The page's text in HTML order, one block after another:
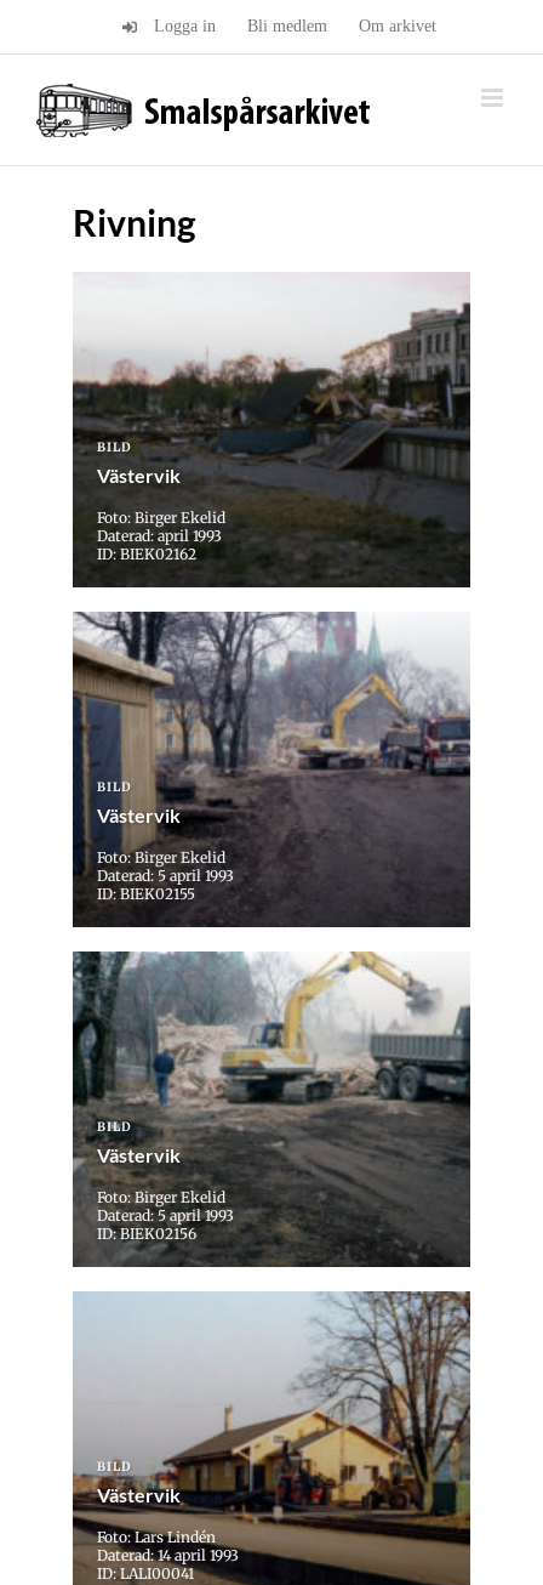
Logga in Bli medlem Om arkivet
Rivning
BILD
Västervik
Foto: Birger Ekelid
Daterad: april 1993
ID: BIEK02162
BILD
Västervik
Foto: Birger Ekelid
Daterad: 5 april 1993
ID: BIEK02155
BILD
Västervik
Foto: Birger Ekelid
Daterad: 5 april 1993
ID: BIEK02156
BILD
Västervik
Foto: Lars Lindén
Daterad: 14 april 1993
ID: LALI00041